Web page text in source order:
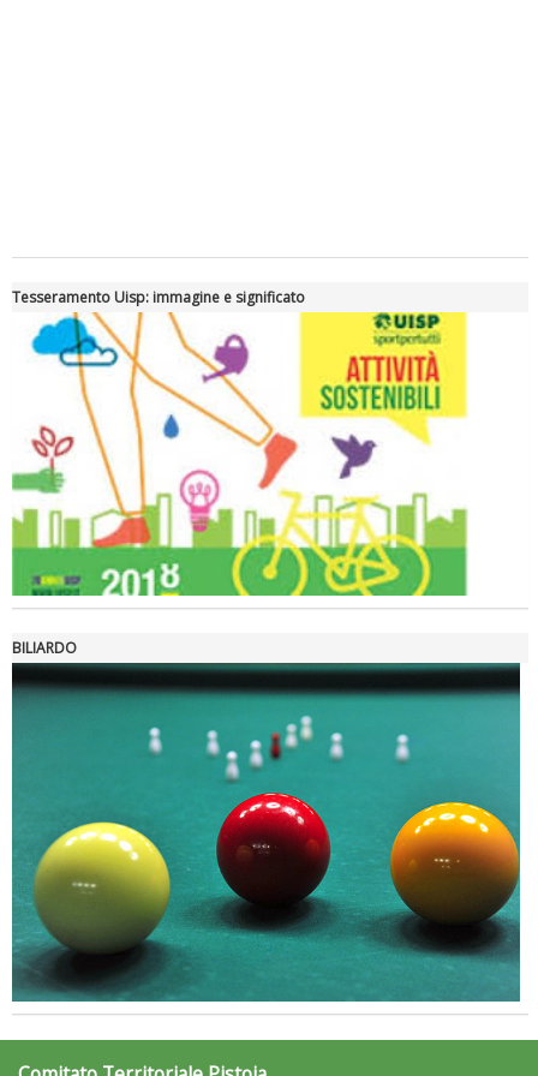
Tiziano Pesce a Radio InBlu2000 traccia il bilancio della stagione
La formazione Uisp rallenta ma prosegue anche in estate
Tesseramento Uisp: immagine e significato
BILIARDO